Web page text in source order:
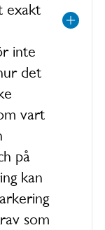
exakt
inte
det
vart
på
kan
som